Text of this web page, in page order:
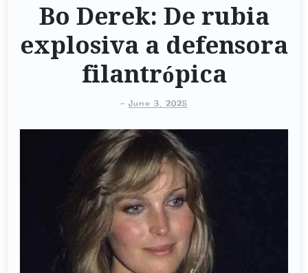
Bo Derek: De rubia
explosiva a defensora
filantrópica
-June 3, 2025